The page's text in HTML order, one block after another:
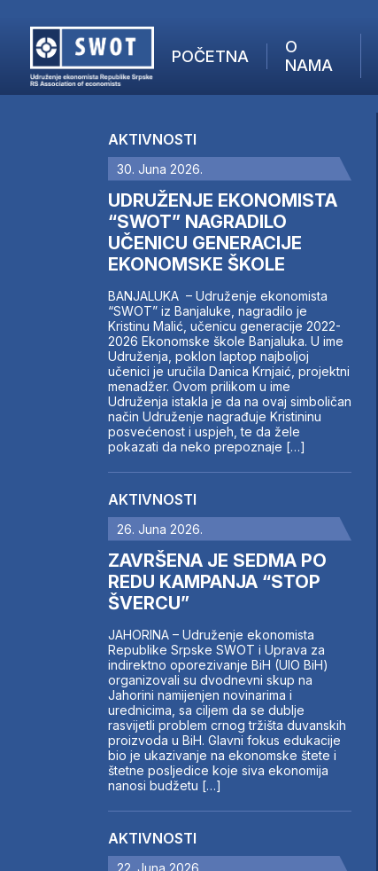
POČETNA
O
NAMA
AKTUELNO
ANALIZE
KOMPANIJE
FINANSIJE
IZ STRANIH MEDIJA
AKTIVNOSTI
SWOT INTERVJU
UČLANI SE
KONTAKT
AKTIVNOSTI
30. Juna 2026.
UDRUŽENJE EKONOMISTA
“SWOT” NAGRADILO
UČENICU GENERACIJE
EKONOMSKE ŠKOLE
BANJALUKA – Udruženje ekonomista
“SWOT” iz Banjaluke, nagradilo je
Kristinu Malić, učenicu generacije 2022-
2026 Ekonomske škole Banjaluka. U ime
Udruženja, poklon laptop najboljoj
učenici je uručila Danica Krnjaić, projektni
menadžer. Ovom prilikom u ime
Udruženja istakla je da na ovaj simboličan
način Udruženje nagrađuje Kristininu
posvećenost i uspjeh, te da žele
pokazati da neko prepoznaje […]
AKTIVNOSTI
26. Juna 2026.
ZAVRŠENA JE SEDMA PO
REDU KAMPANJA “STOP
ŠVERCU”
JAHORINA – Udruženje ekonomista
Republike Srpske SWOT i Uprava za
indirektno oporezivanje BiH (UIO BiH)
organizovali su dvodnevni skup na
Jahorini namijenjen novinarima i
urednicima, sa ciljem da se dublje
rasvijetli problem crnog tržišta duvanskih
proizvoda u BiH. Glavni fokus edukacije
bio je ukazivanje na ekonomske štete i
štetne posljedice koje siva ekonomija
nanosi budžetu […]
AKTIVNOSTI
22. Juna 2026.